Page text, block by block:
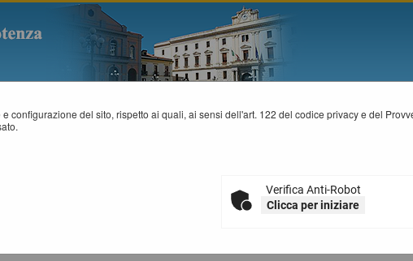
configurazione del sito, rispetto ai quali, ai sensi dell'art. 122 del codice privacy e del
Verifica Anti-Robot
Clicca per iniziare
sul computer dell'utente al momento in cui questo accede ad un determinato sito, con lo
(che è il computer sul quale è in esecuzione il sito web visitato) al browser dell'utente